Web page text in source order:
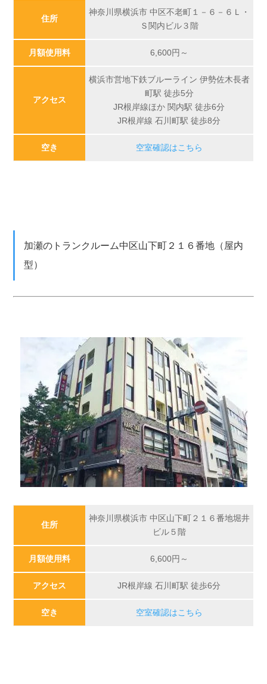
住所
神奈川県横浜市 中区不老町１－６－６Ｌ・
Ｓ関内ビル３階
月額使用料 6,600円～
アクセス
横浜市営地下鉄ブルーライン 伊勢佐木長者
町駅 徒歩5分
JR根岸線ほか 関内駅 徒歩6分
JR根岸線 石川町駅 徒歩8分
空き 空室確認はこちら
加瀬のトランクルーム中区山下町２１６番地（屋内
型）
住所
神奈川県横浜市 中区山下町２１６番地堀井
ビル５階
月額使用料 6,600円～
アクセス JR根岸線 石川町駅 徒歩6分
空き 空室確認はこちら